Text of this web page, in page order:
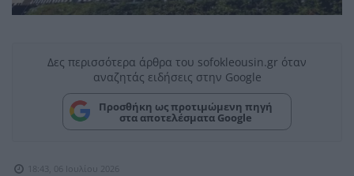
Δες περισσότερα άρθρα του sofokleousin.gr όταν
αναζητάς ειδήσεις στην Google
Προσθήκη ως προτιμώμενη πηγή
στα αποτελέσματα Google
18:43, 06 Ιουλίου 2026